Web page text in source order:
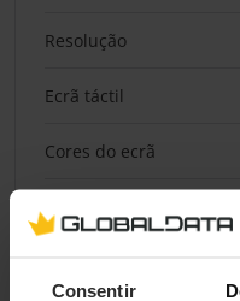
Consentir
Resolução
Ecrã táctil
Cores do ecrã
Design
Forma